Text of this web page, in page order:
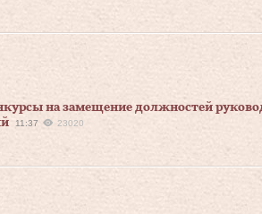
на замещение должностей
11:37 23020